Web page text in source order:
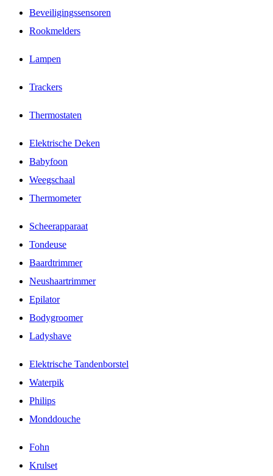
Beveiligingssensoren
Rookmelders
Lampen
Trackers
Thermostaten
Elektrische Deken
Babyfoon
Weegschaal
Thermometer
Scheerapparaat
Tondeuse
Baardtrimmer
Neushaartrimmer
Epilator
Bodygroomer
Ladyshave
Elektrische Tandenborstel
Waterpik
Philips
Monddouche
Fohn
Krulset